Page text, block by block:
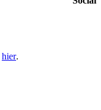
hier.